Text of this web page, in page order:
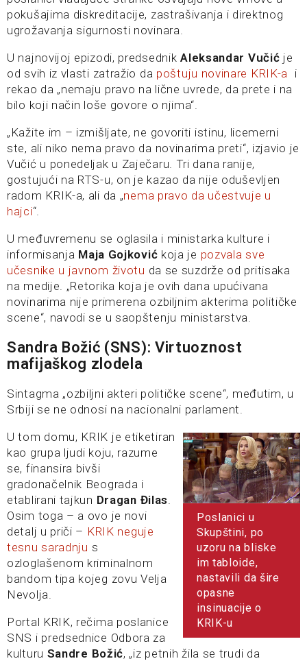
pokušajima diskreditacije, zastrašivanja i direktnog
ugrožavanja sigurnosti novinara.
U najnovijoj epizodi, predsednikAleksandar Vučić je
od svih iz vlasti zatražio da poštuju novinare KRIK-a
i
rekao da „nemaju pravo na lične uvrede, da prete i na
bilo koji način loše govore o njima“.
„Kažite im – izmišljate, ne govoriti istinu, licemerni
ste, ali niko nema pravo da novinarima preti“, izjavio je
Vučić u ponedeljak u Zaječaru. Tri dana ranije,
gostujući na RTS-u, on je kazao da nije oduševljen
radom KRIK-a, ali da „nema pravo da učestvuje u
hajci“.
U međuvremenu se oglasila i ministarka kulture i
informisanja Maja Gojković koja je pozvala sve
učesnike u javnom životu da se suzdrže od pritisaka
na medije. „Retorika koja je ovih dana upućivana
novinarima nije primerena ozbiljnim akterima političke
scene“, navodi se u saopštenju ministarstva.
Sandra Božić (SNS): Virtuoznost
mafijaškog zlodela
Sintagma „ozbiljni akteri političke scene“, međutim, u
Srbiji se ne odnosi na nacionalni parlament.
Poslanici u
Skupštini, po
uzoru na bliske
im tabloide,
nastavili da šire
opasne
insinuacije o
KRIK-u
U tom domu, KRIK je etiketiran
kao grupa ljudi koju, razume
se, finansira bivši
gradonačelnik Beograda i
etablirani tajkun Dragan Đilas
Osim toga – a ovo je novi
detalj u priči – KRIK neguje
tesnu saradnju s
ozloglašenom kriminalnom
bandom tipa kojeg zovu Velja
Nevolja.
Portal KRIK, rečima poslanice
SNS i predsednice Odbora za
kulturu Sandre Božić, „iz petnih žila se trudi da